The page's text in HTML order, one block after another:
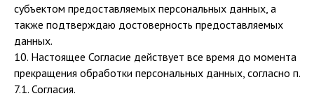
субъектом предоставляемых персональных данных, а
также подтверждаю достоверность предоставляемых
данных.
10. Настоящее Согласие действует все время до момента
прекращения обработки персональных данных, согласно п.
7.1. Согласия.